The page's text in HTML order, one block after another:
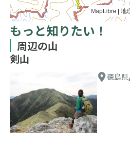
MapLibre |地
もっと知りたい！
周辺の山
剣山
徳島県